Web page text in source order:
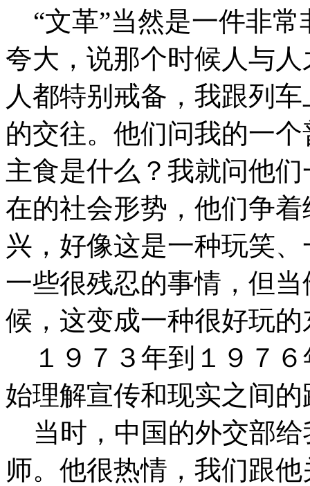
“文革”当然是一件非常
夸大，说那个时候人与
人都特别戒备，我跟列
的交往。他们问我的一
主食是什么？我就问他
在的社会形势，他们争
兴，好像这是一种玩笑
一些很残忍的事情，但
候，这变成一种很好玩的
１９７３年到１９７６
始理解宣传和现实之间的
当时，中国的外交部给
师。他很热情，我们跟